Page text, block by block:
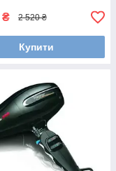
₴ 2 520 ₴
Купити